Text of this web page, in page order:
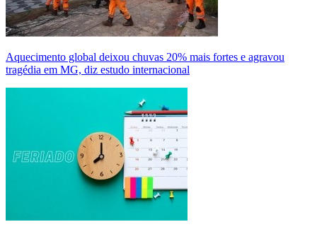
Aquecimento global deixou chuvas 20% mais fortes e agravou
tragédia em MG, diz estudo internacional